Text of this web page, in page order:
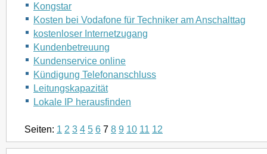
Kongstar
Kosten bei Vodafone für Techniker am Anschalttag
kostenloser Internetzugang
Kundenbetreuung
Kundenservice online
Kündigung Telefonanschluss
Leitungskapazität
Lokale IP herausfinden
Seiten: 1 2 3 4 5 6 7 8 9 10 11 12